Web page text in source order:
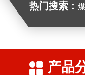
热门搜索：
产品